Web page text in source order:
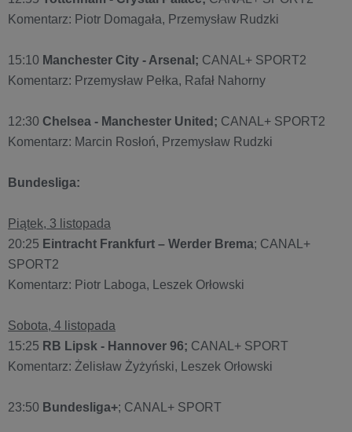
Komentarz: Piotr Domagała, Przemysław Rudzki
15:10 Manchester City - Arsenal; CANAL+ SPORT2
Komentarz: Przemysław Pełka, Rafał Nahorny
12:30 Chelsea - Manchester United; CANAL+ SPORT2
Komentarz: Marcin Rosłoń, Przemysław Rudzki
Bundesliga:
Piątek, 3 listopada
20:25 Eintracht Frankfurt – Werder Brema; CANAL+
SPORT2
Komentarz: Piotr Laboga, Leszek Orłowski
Sobota, 4 listopada
15:25 RB Lipsk - Hannover 96; CANAL+ SPORT
Komentarz: Żelisław Żyżyński, Leszek Orłowski
23:50 Bundesliga+; CANAL+ SPORT